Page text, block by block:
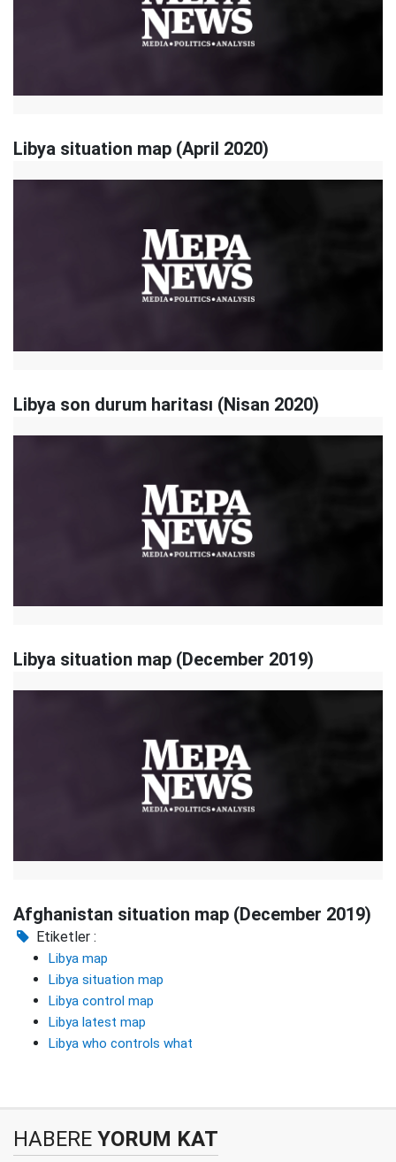
Libya situation map (April 2020)
Libya son durum haritası (Nisan 2020)
Libya situation map (December 2019)
Afghanistan situation map (December 2019)
Etiketler :
Libya map
Libya situation map
Libya control map
Libya latest map
Libya who controls what
HABERE YORUM KAT